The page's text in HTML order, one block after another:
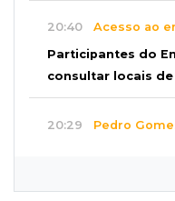
20:40 Acesso ao
Participantes do
consultar locais
20:29 Pedro